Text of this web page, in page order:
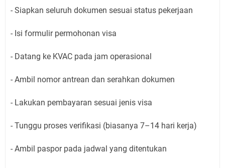
- Siapkan seluruh dokumen sesuai status pekerjaan
- Isi formulir permohonan visa
- Datang ke KVAC pada jam operasional
- Ambil nomor antrean dan serahkan dokumen
- Lakukan pembayaran sesuai jenis visa
- Tunggu proses verifikasi (biasanya 7–14 hari kerja)
- Ambil paspor pada jadwal yang ditentukan